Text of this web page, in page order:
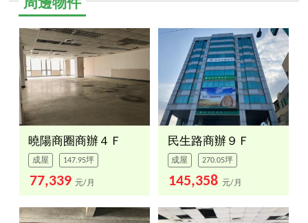
周邊物件
曉陽商圈商辦４Ｆ
成屋 147.95坪
77,339 元/月
民生路商辦９Ｆ
成屋 270.05坪
145,358 元/月